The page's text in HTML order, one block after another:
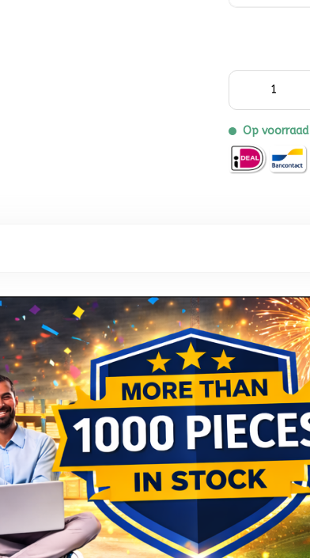
Op voorraad